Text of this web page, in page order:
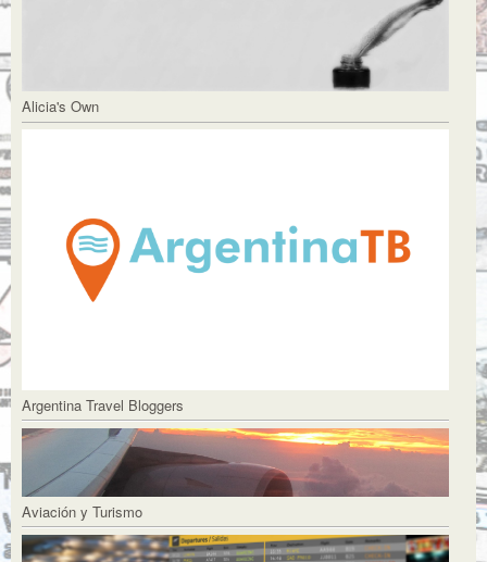
Alicia's Own
Argentina Travel Bloggers
Aviación y Turismo